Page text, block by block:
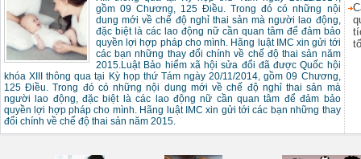
gồm 09 Chương, 125 Điều. Trong đó có những nội
dung mới về chế độ nghỉ thai sản mà người lao động,
đặc biệt là các lao động nữ cần quan tâm để đảm bảo
quyền lợi hợp pháp cho mình. Hãng luật IMC xin gửi tới
các bạn những thay đổi chính về chế độ thai sản năm
2015.Luật Bảo hiểm xã hội sửa đổi đã được Quốc hội
khóa XIII thông qua tại Kỳ họp thứ Tám ngày 20/11/2014, gồm 09 Chương,
125 Điều. Trong đó có những nội dung mới về chế độ nghỉ thai sản mà
người lao động, đặc biệt là các lao động nữ cần quan tâm để đảm bảo
quyền lợi hợp pháp cho mình. Hãng luật IMC xin gửi tới các bạn những thay
đổi chính về chế độ thai sản năm 2015.